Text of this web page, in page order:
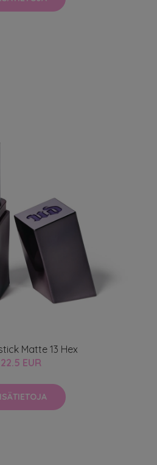
Matte 13 Hex
22.5 EUR